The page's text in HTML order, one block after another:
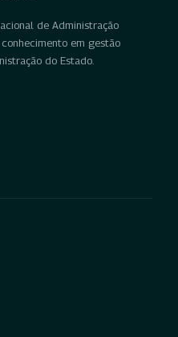
de Administração
em gestão
do Estado.